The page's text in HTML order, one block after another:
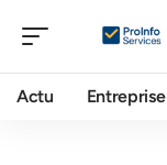
Actu Entreprise